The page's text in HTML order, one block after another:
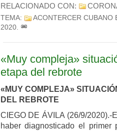
RELACIONADO CON:
TEMA:
ACONTERCER CUBANO
2020.
«Muy compleja»
etapa del rebrote
«MUY COMPLEJA»
DEL REBROTE
CIEGO DE ÁVILA (26/9/
haber diagnosticado el